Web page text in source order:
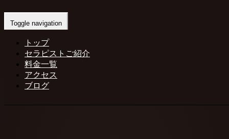
Toggle navigation
トップ
セラピストご紹介
料金一覧
アクセス
ブログ
Home-当店で…